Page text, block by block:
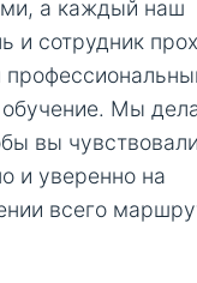
а каждый наш
и сотрудник
обучение. Мы
вы
и уверенно на
всего